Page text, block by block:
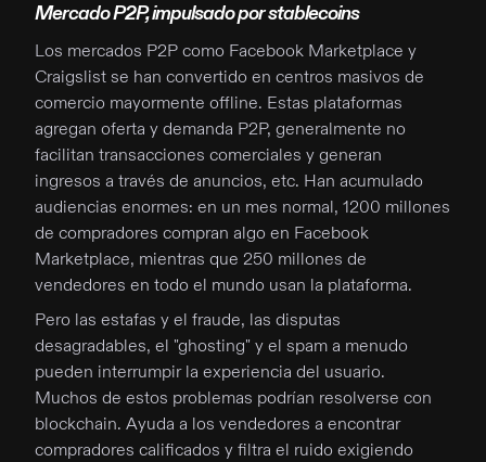
Mercado P2P, impulsado por stablecoins
Los mercados P2P como Facebook Marketplace y
Craigslist se han convertido en centros masivos de
comercio mayormente offline. Estas plataformas
agregan oferta y demanda P2P, generalmente no
facilitan transacciones comerciales y generan
ingresos a través de anuncios, etc. Han acumulado
audiencias enormes: en un mes normal, 1200 millones
de compradores compran algo en Facebook
Marketplace, mientras que 250 millones de
vendedores en todo el mundo usan la plataforma.
Pero las estafas y el fraude, las disputas
desagradables, el "ghosting" y el spam a menudo
pueden interrumpir la experiencia del usuario.
Muchos de estos problemas podrían resolverse con
blockchain. Ayuda a los vendedores a encontrar
compradores calificados y filtra el ruido exigiendo